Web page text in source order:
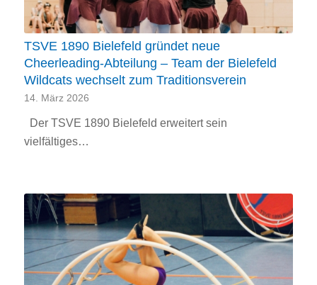
TSVE 1890 Bielefeld gründet neue
Cheerleading-Abteilung – Team der Bielefeld
Wildcats wechselt zum Traditionsverein
14. März 2026
Der TSVE 1890 Bielefeld erweitert sein
vielfältiges…